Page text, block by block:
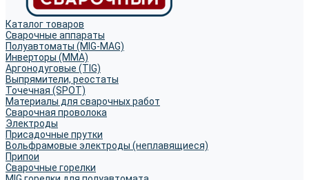
Каталог товаров
Сварочные аппараты
Полуавтоматы (MIG-MAG)
Инверторы (MMA)
Аргонодуговые (TIG)
Выпрямители, реостаты
Точечная (SPOT)
Материалы для сварочных работ
Сварочная проволока
Электроды
Присадочные прутки
Вольфрамовые электроды (неплавящиеся)
Припои
Сварочные горелки